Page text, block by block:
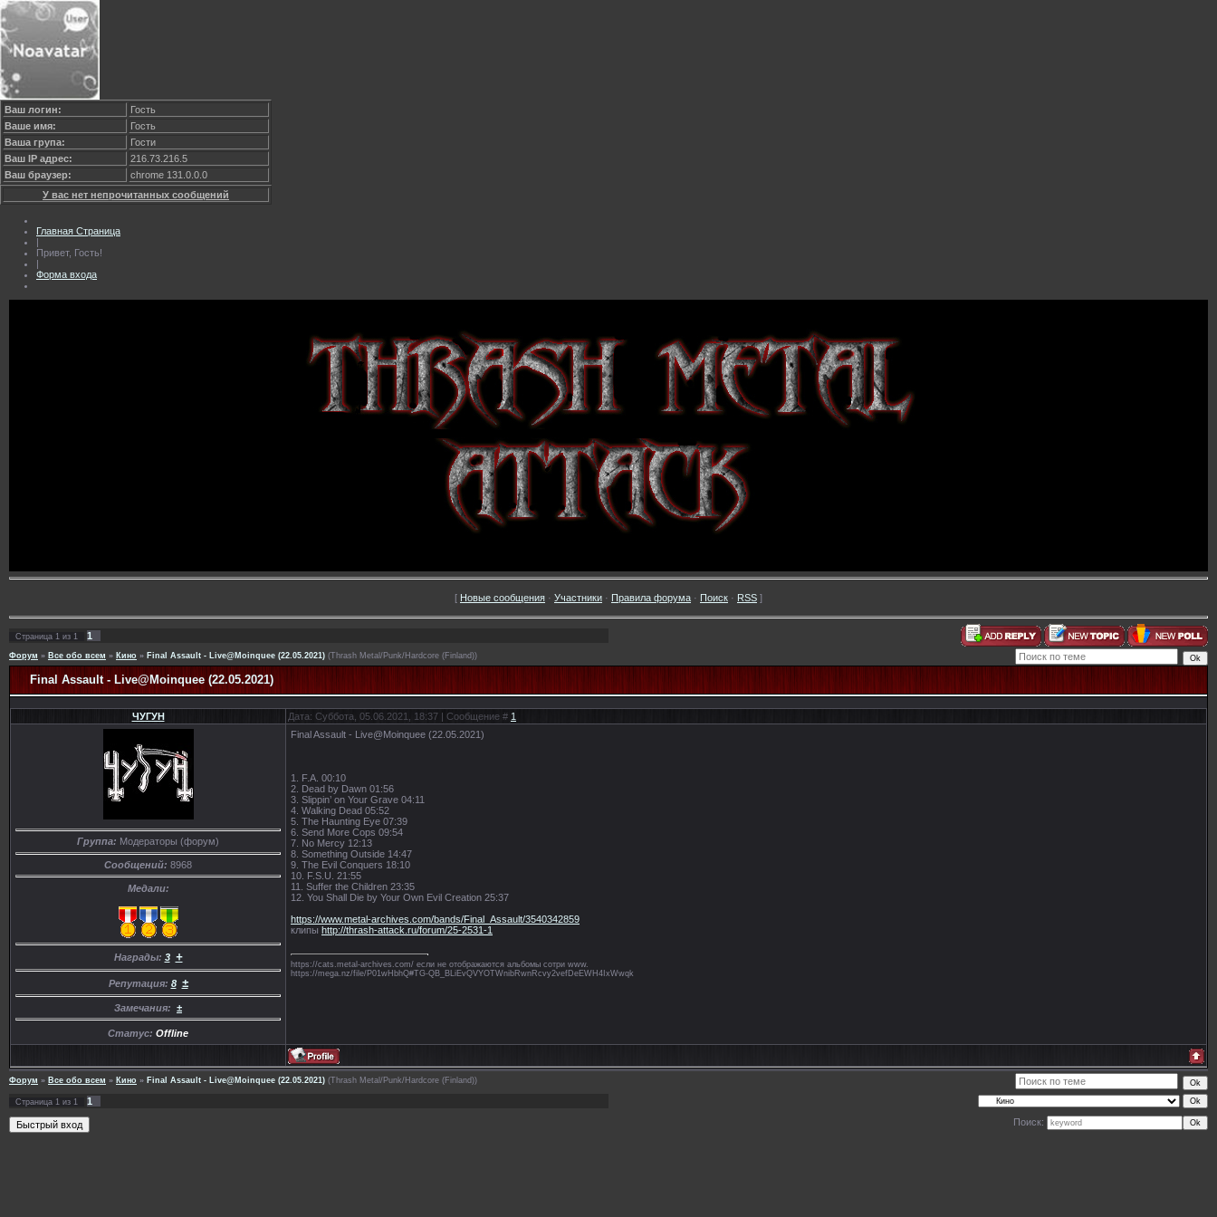
Ваш логин:
Гость
Ваше имя:
Гость
Ваша група:
Гости
Ваш IP адрес:
216.73.216.5
Ваш браузер:
chrome 131.0.0.0
У вас нет непрочитанных сообщений
Главная Страница
|
Привет, Гость!
|
Форма входа
[ Новые сообщения · Участники · Правила форума · Поиск · RSS ]
Страница 1 из 1 1
Форум » Все обо всем » Кино » Final Assault - Live@Moinquee (22.05.2021) (Thrash Metal/Punk/Hardcore (Finland))
Final Assault - Live@Moinquee (22.05.2021)
ЧУГУН Дата: Суббота, 05.06.2021, 18:37 | Сообщение # 1
Группа: Модераторы (форум)
Сообщений: 8968
Медали:
Награды: 3 +
Репутация: 8 ±
Замечания: ±
Статус: Offline
Final Assault - Live@Moinquee (22.05.2021)
1. F.A. 00:10
2. Dead by Dawn 01:56
3. Slippin’ on Your Grave 04:11
4. Walking Dead 05:52
5. The Haunting Eye 07:39
6. Send More Cops 09:54
7. No Mercy 12:13
8. Something Outside 14:47
9. The Evil Conquers 18:10
10. F.S.U. 21:55
11. Suffer the Children 23:35
12. You Shall Die by Your Own Evil Creation 25:37
https://www.metal-archives.com/bands/Final_Assault/3540342859
клипы http://thrash-attack.ru/forum/25-2531-1
https://cats.metal-archives.com/ если не отображаются альбомы сотри www.
https://mega.nz/file/P01wHbhQ#TG-QB_BLiEvQVYOTWnibRwnRcvy2vefDeEWH4IxWwqk
Форум » Все обо всем » Кино » Final Assault - Live@Moinquee (22.05.2021) (Thrash Metal/Punk/Hardcore (Finland))
Страница 1 из 1
1
Поиск: